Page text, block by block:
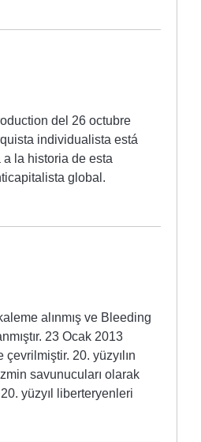
del 26 octubre
individualista está
la historia de esta
global.
alınmış ve Bleeding
23 Ocak 2013
çevrilmiştir. 20. yüzyılın
savunucuları olarak
yüzyıl liberteryenleri